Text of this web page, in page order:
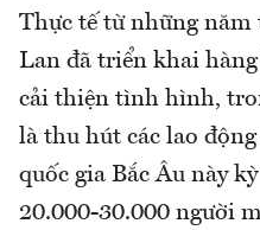
Thực tế từ những
Lan đã triển khai
cải thiện tình hình,
là thu hút các lao
quốc gia Bắc Âu này
20.000-30.000 người